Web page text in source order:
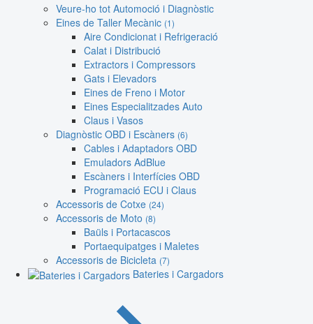
Veure-ho tot Automoció i Diagnòstic
Eines de Taller Mecànic (1)
Aire Condicionat i Refrigeració
Calat i Distribució
Extractors i Compressors
Gats i Elevadors
Eines de Freno i Motor
Eines Especialitzades Auto
Claus i Vasos
Diagnòstic OBD i Escàners (6)
Cables i Adaptadors OBD
Emuladors AdBlue
Escàners i Interfícies OBD
Programació ECU i Claus
Accessoris de Cotxe (24)
Accessoris de Moto (8)
Baüls i Portacascos
Portaequipatges i Maletes
Accessoris de Bicicleta (7)
Bateries i Cargadors